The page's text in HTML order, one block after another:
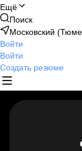
Ещё
Поиск
Московский
Войти
Войти
Создать резюме